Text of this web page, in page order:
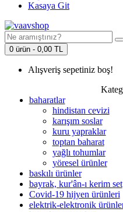
Kasaya Git
0 ürün - 0,00 TL
Alışveriş sepetiniz boş!
baharatlar
hindistan cevizi
karışım soslar
kuru yapraklar
toptan baharat
yağlı tohumlar
yöresel ürünler
baskılı ürünler
bayrak, kur'ân-ı kerim set
Covid-19 hijyen ürünleri
elektrik-elektronik